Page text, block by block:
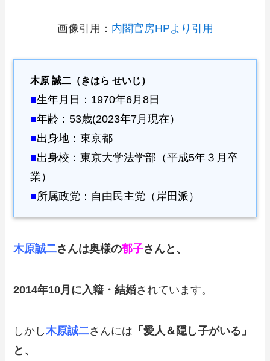
画像引用： 内閣官房HPより引用
木原 誠二（きはら せいじ）
■生年月日：1970年6月8日
■年齢：53歳(2023年7月現在）
■出身地：東京都
■出身校：東京大学法学部（平成5年３月卒
業）
■所属政党：自由民主党（岸田派）
木原誠二さんは奥様の郁子さんと、
2014年10月に入籍・結婚されています。
しかし木原誠二さんには 「愛人＆隠し子がいる」
と、